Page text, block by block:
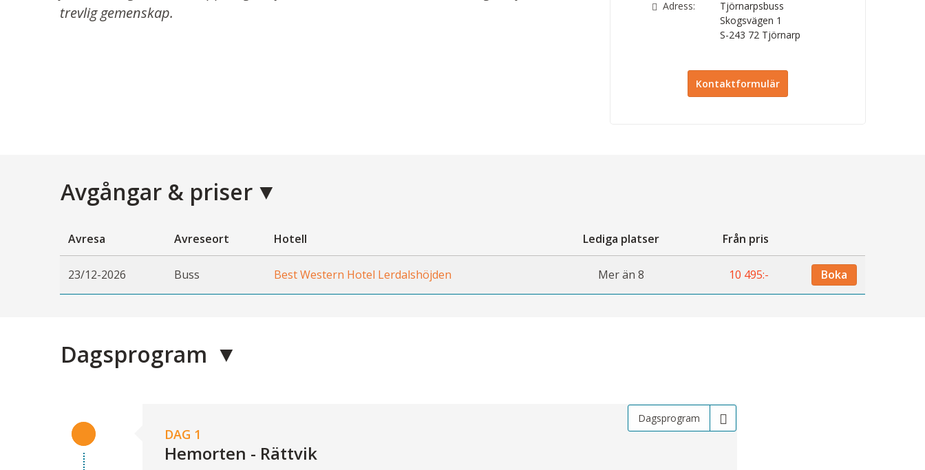
trevlig gemenskap.
Adress:
Tjörnarpsbuss
Skogsvägen 1
S-243 72 Tjörnarp
Kontaktformulär
Avgångar & priser
Avresa Avreseort Hotell Lediga platser Från pris
23/12-2026 Buss Best Western Hotel Lerdalshöjden Mer än 8 10 495:- Boka
Dagsprogram
Dagsprogram
DAG 1
Hemorten - Rättvik